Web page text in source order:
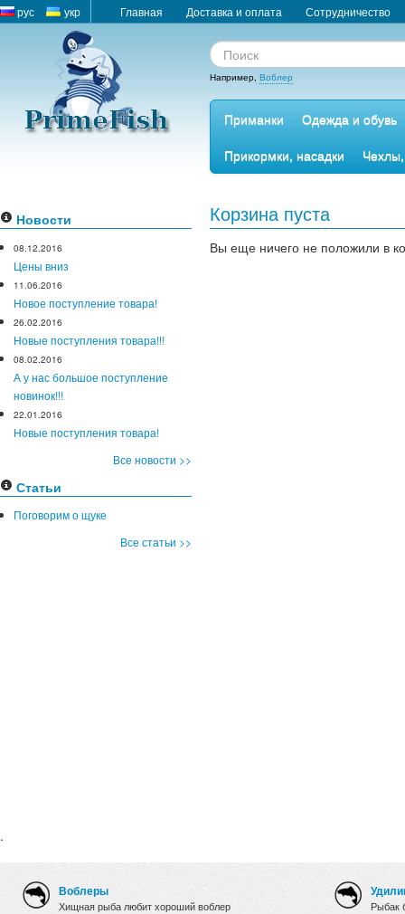
рус укр Главная Доставка и оплата Сотрудничество
Например, Воблер
Приманки
Одежда и обувь
Прикормки, насадки
Новости
08.12.2016
Цены вниз
11.06.2016
Новое поступление товара!
26.02.2016
Новые поступления товара!!!
08.02.2016
А у нас большое поступление
новинок!!!
22.01.2016
Новые поступления товара!
Все новости >>
Статьи
Поговорим о щуке
Все статьи >>
.
Корзина пуста
Вы еще ничего не положили в
Воблеры
Хищная рыба любит хороший воблер Рыбак